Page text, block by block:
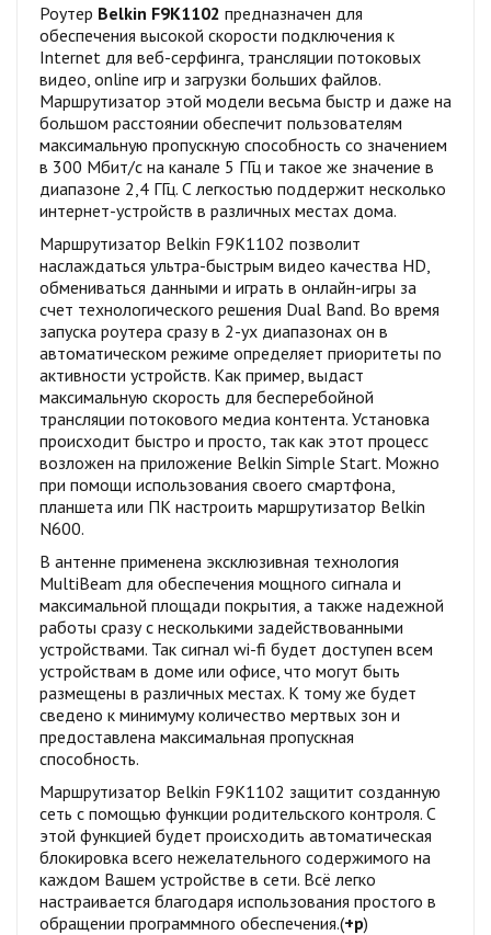
Роутер Belkin F9K1102 предназначен для
обеспечения высокой скорости подключения к
Internet для веб-серфинга, трансляции потоковых
видео, online игр и загрузки больших файлов.
Маршрутизатор этой модели весьма быстр и даже на
большом расстоянии обеспечит пользователям
максимальную пропускную способность со значением
в 300 Мбит/с на канале 5 ГГц и такое же значение в
диапазоне 2,4 ГГц. С легкостью поддержит несколько
интернет-устройств в различных местах дома.
Маршрутизатор Belkin F9K1102 позволит
наслаждаться ультра-быстрым видео качества HD,
обмениваться данными и играть в онлайн-игры за
счет технологического решения Dual Band. Во время
запуска роутера сразу в 2-ух диапазонах он в
автоматическом режиме определяет приоритеты по
активности устройств. Как пример, выдаст
максимальную скорость для бесперебойной
трансляции потокового медиа контента. Установка
происходит быстро и просто, так как этот процесс
возложен на приложение Belkin Simple Start. Можно
при помощи использования своего смартфона,
планшета или ПК настроить маршрутизатор Belkin
N600.
В антенне применена эксклюзивная технология
MultiBeam для обеспечения мощного сигнала и
максимальной площади покрытия, а также надежной
работы сразу с несколькими задействованными
устройствами. Так сигнал wi-fi будет доступен всем
устройствам в доме или офисе, что могут быть
размещены в различных местах. К тому же будет
сведено к минимуму количество мертвых зон и
предоставлена максимальная пропускная
способность.
Маршрутизатор Belkin F9K1102 защитит созданную
сеть с помощью функции родительского контроля. С
этой функцией будет происходить автоматическая
блокировка всего нежелательного содержимого на
каждом Вашем устройстве в сети. Всё легко
настраивается благодаря использования простого в
обращении программного обеспечения.(+р)